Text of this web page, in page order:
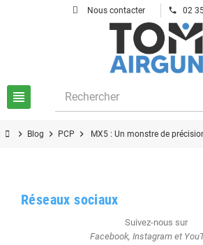
Nous contacter phone 02
view_headline
chevron_right Blog chevron_right PCP chevron_right MX5 : Un monstre de
Réseaux sociaux
Suivez-nous sur
Facebook, Instagram et